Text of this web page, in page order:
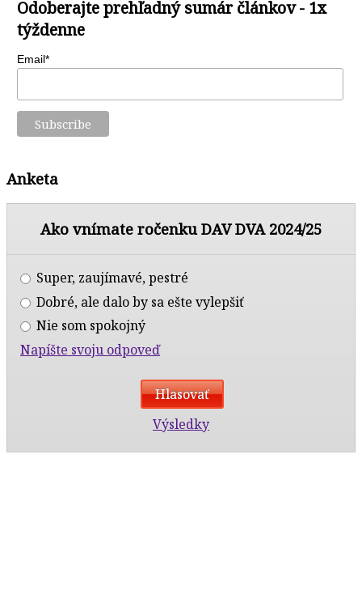
Odoberajte prehľadný sumár článkov - 1x
týždenne
Email*
Anketa
Ako vnímate ročenku DAV DVA 2024/25
Super, zaujímavé, pestré
Dobré, ale dalo by sa ešte vylepšiť
Nie som spokojný
Napíšte svoju odpoveď
Výsledky